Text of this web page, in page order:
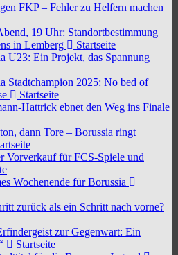
FKP – Fehler zu Helfern machen
19 Uhr: Standortbestimmung
in Lemberg
Startseite
U23: Ein Projekt, das Spannung
Stadtchampion 2025: No bed of
Startseite
Hattrick ebnet den Weg ins Finale
dann Tore – Borussia ringt
Vorverkauf für FCS-Spiele und
Wochenende für Borussia
zurück als ein Schritt nach vorne?
zur Gegenwart: Ein
Startseite